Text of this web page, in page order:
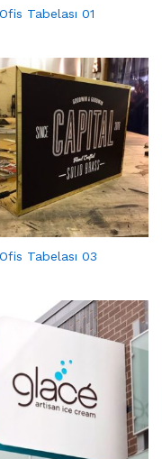
Ofis Tabelası 01
Ofis Tabelası 03